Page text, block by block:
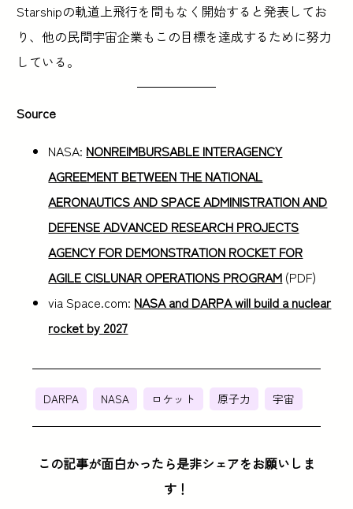
Starshipの軌道上飛行を間もなく開始すると発表してお
り、他の民間宇宙企業もこの目標を達成するために努力
している。
Source
NASA: NONREIMBURSABLE INTERAGENCY
AGREEMENT BETWEEN THE NATIONAL
AERONAUTICS AND SPACE ADMINISTRATION AND
DEFENSE ADVANCED RESEARCH PROJECTS
AGENCY FOR DEMONSTRATION ROCKET FOR
AGILE CISLUNAR OPERATIONS PROGRAM (PDF)
via Space.com: NASA and DARPA will build a nuclear
rocket by 2027
DARPA NASA ロケット 原子力 宇宙
この記事が面白かったら是非シェアをお願いしま
す！